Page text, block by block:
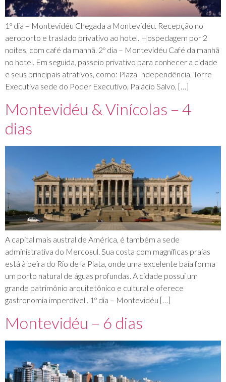
1º dia – Montevidéu Chegada a Montevidéu. Recepção no
aeroporto e traslado privativo ao hotel. Hospedagem por 2
noites, com café da manhã. 2º dia – Montevidéu Café da manhã
no hotel. Em seguida, passeio privativo para conhecer a cidade
e seus principais atrativos, como: Plaza Independência, Torre
Executiva sede do Poder Executivo, Palácio Salvo, […]
Montevidéu & Vinícolas – 4
dias
A capital mais austral de América, é também a sede
administrativa do Mercosul. Sua costa com magníficas praias
está à beira do Rio de la Plata, onde uma excelente baía forma
um porto natural de águas profundas. A cidade possui um
grande patrimônio arquitetônico e cultural e oferece
gastronomia imperdível . 1º dia – Montevidéu […]
Montevidéu – 6 dias